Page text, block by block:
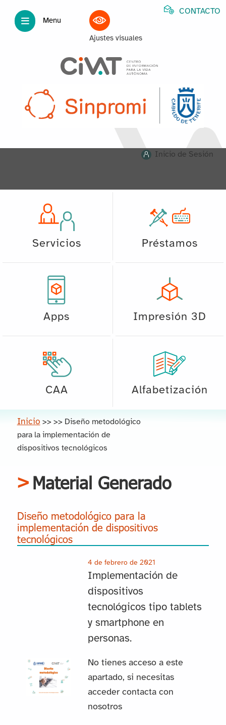
Menu
Ajustes visuales
CONTACTO
Inicio de Sesión
Servicios Préstamos
Apps Impresión 3D
CAA Alfabetización
Inicio >> >> Diseño metodológico
para la implementación de
dispositivos tecnológicos
Material Generado
Diseño metodológico para la
implementación de dispositivos
tecnológicos
4 de febrero de 2021
Implementación de
dispositivos
tecnológicos tipo tablets
y smartphone en
personas.
No tienes acceso a este
apartado, si necesitas
acceder contacta con
nosotros